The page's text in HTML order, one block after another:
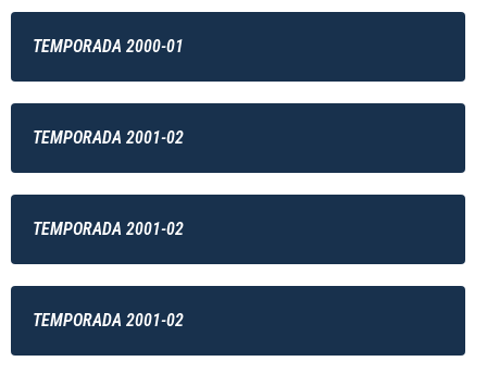
TEMPORADA 2000-01
TEMPORADA 2001-02
TEMPORADA 2001-02
TEMPORADA 2001-02